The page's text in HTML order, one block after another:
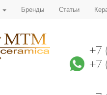
Бренды Статьи
+7
+7